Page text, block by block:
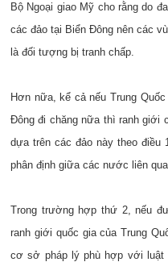
Bộ Ngoại giao Mỹ cho rằng do
các đảo tại Biển Đông nên các
là đối tượng bị tranh chấp.
Hơn nữa, kể cả nếu Trung
Đông đi chăng nữa thì ranh giới
dựa trên các đảo này theo điều
phân định giữa các nước liên
Trong trường hợp thứ 2, nếu
ranh giới quốc gia của Trung
cơ sở pháp lý phù hợp với luật